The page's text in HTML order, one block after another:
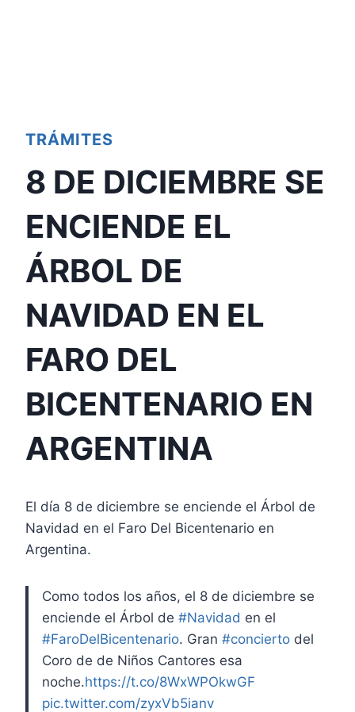
TRÁMITES
8 DE DICIEMBRE SE
ENCIENDE EL
ÁRBOL DE
NAVIDAD EN EL
FARO DEL
BICENTENARIO EN
ARGENTINA
El día 8 de diciembre se enciende el Árbol de
Navidad en el Faro Del Bicentenario en
Argentina.
Como todos los años, el 8 de diciembre se
enciende el Árbol de #Navidad en el
#FaroDelBicentenario. Gran #concierto del
Coro de de Niños Cantores esa
noche.https://t.co/8WxWPOkwGF
pic.twitter.com/zyxVb5ianv